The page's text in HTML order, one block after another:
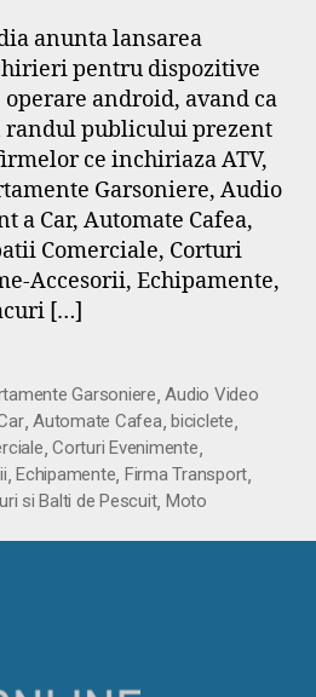
anunta lansarea
pentru dispozitive
android, avand ca
randul publicului prezent
ce inchiriaza ATV,
Garsoniere, Audio
a Car, Automate Cafea,
Comerciale, Corturi
Accesorii, Echipamente,
[…]
Garsoniere,Audio Video
,Automate Cafea,biciclete,
,Corturi Evenimente,
,Echipamente, Firma Transport,
si Balti de Pescuit, Moto